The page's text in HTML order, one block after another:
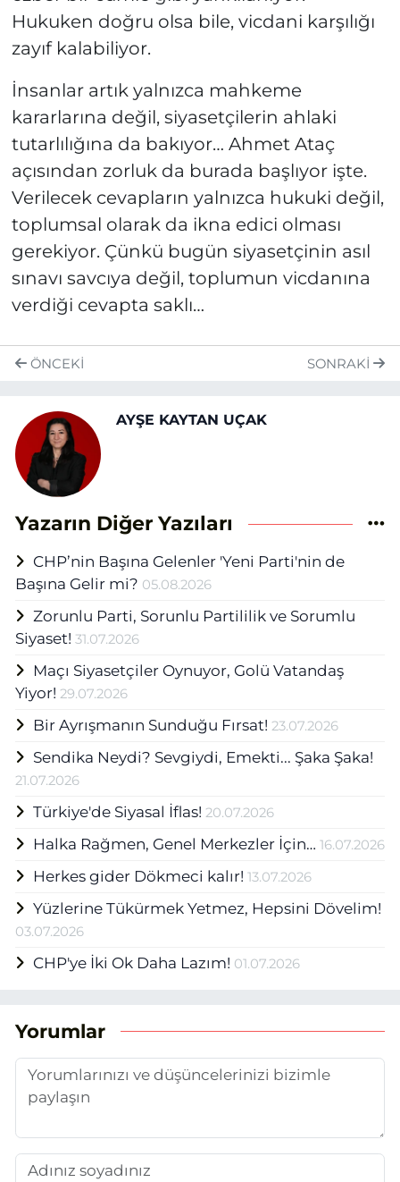
Hukuken doğru olsa bile, vicdani karşılığı
zayıf kalabiliyor.
İnsanlar artık yalnızca mahkeme
kararlarına değil, siyasetçilerin ahlaki
tutarlılığına da bakıyor… Ahmet Ataç
açısından zorluk da burada başlıyor işte.
Verilecek cevapların yalnızca hukuki değil,
toplumsal olarak da ikna edici olması
gerekiyor. Çünkü bugün siyasetçinin asıl
sınavı savcıya değil, toplumun vicdanına
verdiği cevapta saklı…
ÖNCEKI SONRAKI
AYŞE KAYTAN UÇAK
Yazarın Diğer Yazıları
CHP’nin Başına Gelenler 'Yeni Parti'nin de
Başına Gelir mi? 05.08.2026
Zorunlu Parti, Sorunlu Partililik ve Sorumlu
Siyaset! 31.07.2026
Maçı Siyasetçiler Oynuyor, Golü Vatandaş
Yiyor! 29.07.2026
Bir Ayrışmanın Sunduğu Fırsat! 23.07.2026
Sendika Neydi? Sevgiydi, Emekti... Şaka Şaka!
21.07.2026
Türkiye'de Siyasal İflas! 20.07.2026
Halka Rağmen, Genel Merkezler İçin… 16.07.2026
Herkes gider Dökmeci kalır! 13.07.2026
Yüzlerine Tükürmek Yetmez, Hepsini Dövelim!
03.07.2026
CHP'ye İki Ok Daha Lazım! 01.07.2026
Yorumlar